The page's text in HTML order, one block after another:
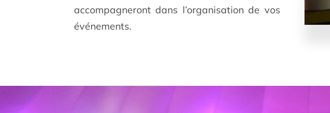
accompagneront dans l’organisation de vos
événements.